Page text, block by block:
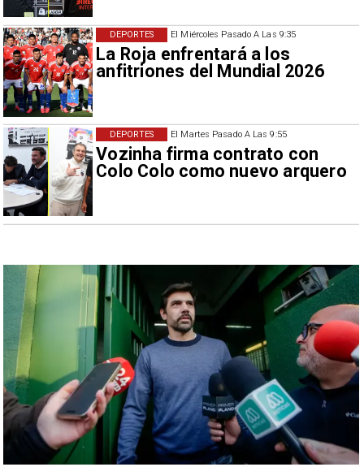
El Miércoles Pasado A Las 9:35
La Roja enfrentará a los
anfitriones del Mundial 2026
DEPORTES
El Martes Pasado A Las 9:55
Vozinha firma contrato con
Colo Colo como nuevo arquero
DEPORTES